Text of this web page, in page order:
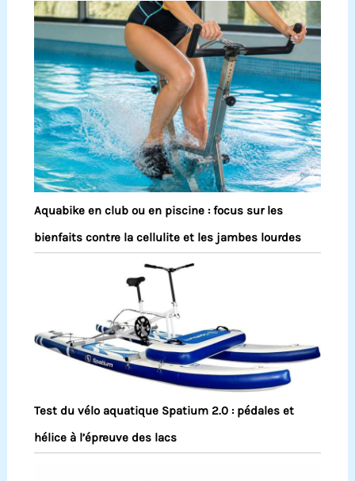
Aquabike en club ou en piscine : focus sur les
bienfaits contre la cellulite et les jambes lourdes
Test du vélo aquatique Spatium 2.0 : pédales et
hélice à l’épreuve des lacs